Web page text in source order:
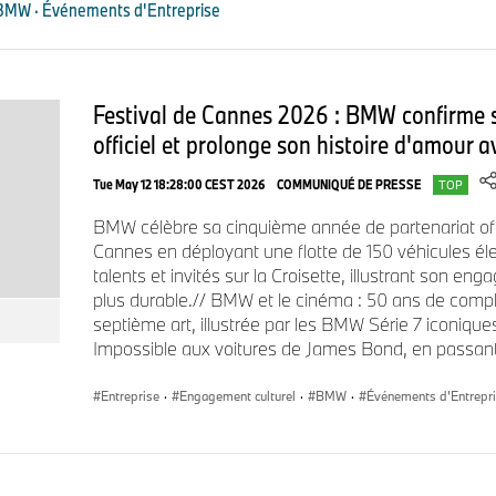
Une zone dédiée de l'Open Space sera consacrée à BMW
modèles électriques de la gamme actuelle BMW comme la
Les experts présents fourniront des informations sur la
Charging pour la recharge à domicile à l'aide de diverses
présentera pour la première fois la recharge bidirectionnelle
lors du salon IAA Mobility. Cette technologie permet
transférer l'énergie de sa batterie haute tension vers
du client (Vehicle-to-Home – V2H) ou le réseau public
Une multitude de modèles BMW, MINI et BMW Motorrad
En parallèle de la première mondiale de la BMW iX3,
· Événements d'Entreprise
Festival de Cannes 2026 : BMW
officiel et prolonge son histoire d'amour
Tue May 12 18:28:00 CEST 2026 COMMUNIQUÉ DE PRESSE TOP
BMW célèbre sa cinquième année de partenariat
Cannes en déployant une flotte de 150 véhicules
talents et invités sur la Croisette, illustrant son
plus durable.// BMW et le cinéma : 50 ans de
septième art, illustrée par les BMW Série 7
Impossible aux voitures de James Bond, en
Entreprise · Engagement culturel · BMW · Événements